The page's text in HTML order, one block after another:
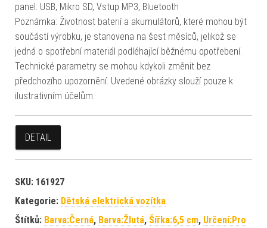
panel: USB, Mikro SD, Vstup MP3, Bluetooth
Poznámka: Životnost baterií a akumulátorů, které mohou být
součástí výrobku, je stanovena na šest měsíců, jelikož se
jedná o spotřební materiál podléhající běžnému opotřebení.
Technické parametry se mohou kdykoli změnit bez
předchozího upozornění. Uvedené obrázky slouží pouze k
ilustrativním účelům.
DETAIL
SKU: 161927
Kategorie: Dětská elektrická vozítka
Štítků: Barva:Černá, Barva:Žlutá, Šířka:6,5 cm, Určení:Pro